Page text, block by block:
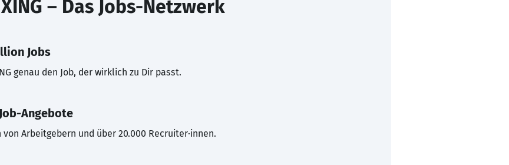
XING – Das Jobs-Netzwerk
Jobs
genau den Job, der wirklich zu Dir passt.
Angebote
von Arbeitgebern und über 20.000 Recruiter·innen.